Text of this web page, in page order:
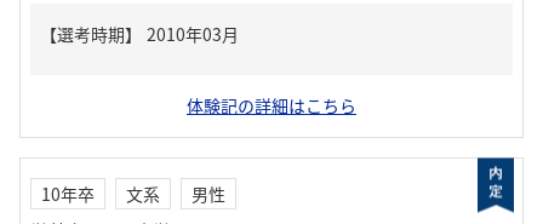
体験記の詳細はこちら
10年卒 文系
男性